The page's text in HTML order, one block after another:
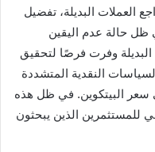
العملات البديلة، تفضيل
ظل حالة عدم اليقين
وفرت فرصًا لتحقيق
النقدية المتشددة
سعر البيتكوين. في ظل هذه
للمستثمرين الذين يبحثون